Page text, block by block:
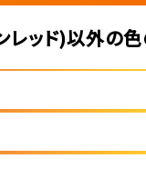
レッド)以外の